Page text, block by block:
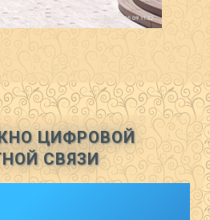
ЦИФРОВОЙ
СВЯЗИ